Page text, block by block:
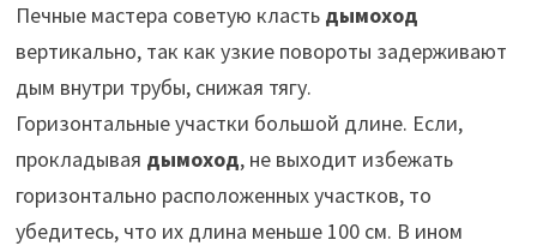
Печные мастера советую класть дымоход
вертикально, так как узкие повороты задерживают
дым внутри трубы, снижая тягу.
Горизонтальные участки большой длине. Если,
прокладывая дымоход, не выходит избежать
горизонтально расположенных участков, то
убедитесь, что их длина меньше 100 см. В ином